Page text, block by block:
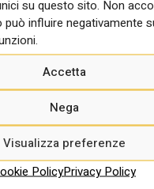
su questo sito. Non
influire negativamente
Accetta
Nega
Visualizza preferenze
PolicyPrivacy Policy
si
giovedì 26 giugno, la
verrà trasmessa in
e vedrà la
della Cgil, Maurizio Landini,
appalti della Cgil
Contrastare lo
irregolari, bloccare